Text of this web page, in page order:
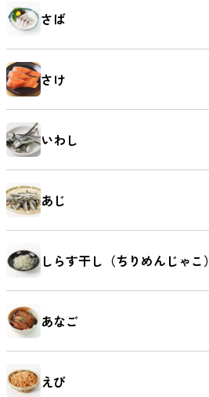
さば
さけ
いわし
あじ
しらす干し（ちりめんじゃこ）
あなご
えび